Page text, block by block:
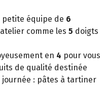
petite équipe de 6
comme les 5 doigts
en 4 pour vous
de qualité destinée
: pâtes à tartiner